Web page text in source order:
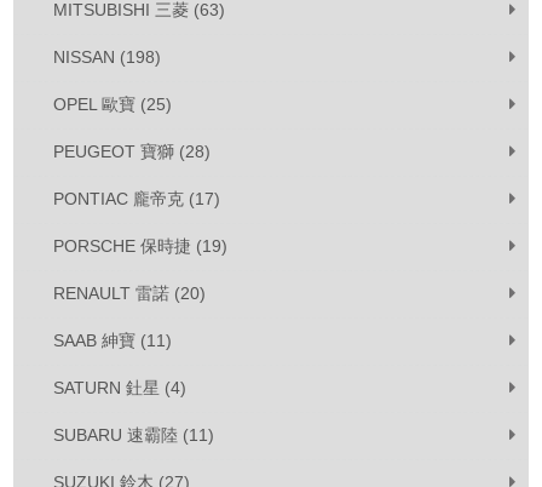
MITSUBISHI 三菱 (63)
NISSAN (198)
OPEL 歐寶 (25)
PEUGEOT 寶獅 (28)
PONTIAC 龐帝克 (17)
PORSCHE 保時捷 (19)
RENAULT 雷諾 (20)
SAAB 紳寶 (11)
SATURN 釷星 (4)
SUBARU 速霸陸 (11)
SUZUKI 鈴木 (27)